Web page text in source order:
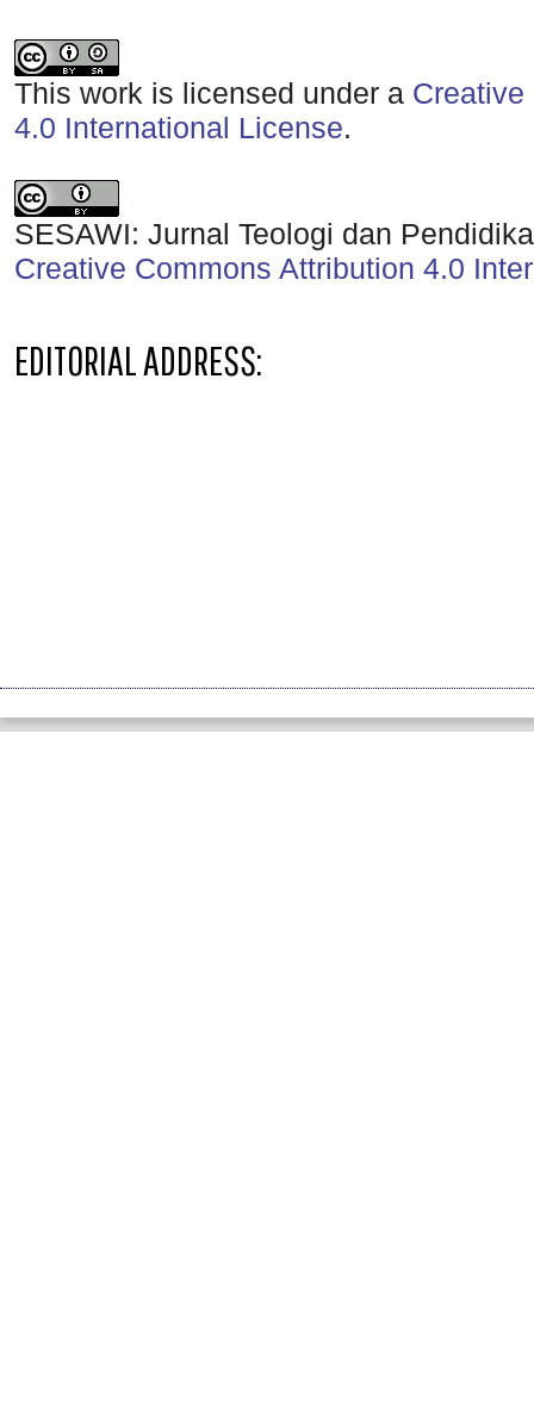
This work is licensed under a Creative
4.0 International License.
SESAWI: Jurnal Teologi dan
Creative Commons Attribution 4.0
EDITORIAL ADDRESS: